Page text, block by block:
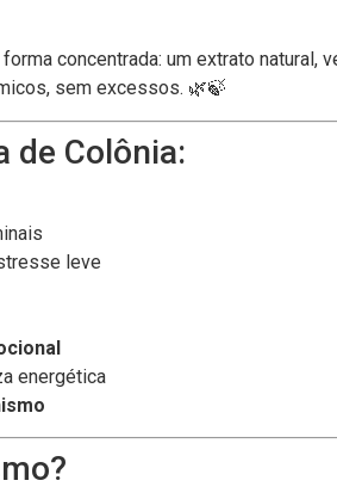
concentrada: um extrato natural,
sem excessos. 🌿🍃
de Colônia:
leve
energética